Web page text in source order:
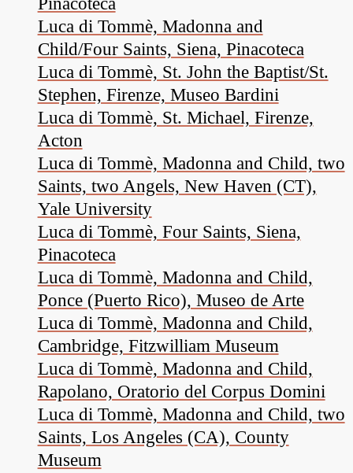
Luca di Tommè, Madonna and
Child/Four Saints, Siena, Pinacoteca
Luca di Tommè, St. John the Baptist/St.
Stephen, Firenze, Museo Bardini
Luca di Tommè, St. Michael, Firenze,
Acton
Luca di Tommè, Madonna and Child, two
Saints, two Angels, New Haven (CT),
Yale University
Luca di Tommè, Four Saints, Siena,
Pinacoteca
Luca di Tommè, Madonna and Child,
Ponce (Puerto Rico), Museo de Arte
Luca di Tommè, Madonna and Child,
Cambridge, Fitzwilliam Museum
Luca di Tommè, Madonna and Child,
Rapolano, Oratorio del Corpus Domini
Luca di Tommè, Madonna and Child, two
Saints, Los Angeles (CA), County
Museum